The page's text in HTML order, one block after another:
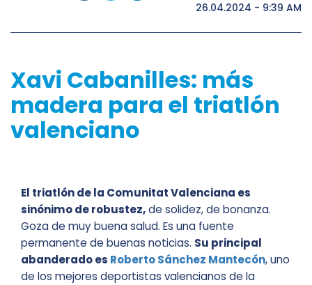
26.04.2024 - 9:39 AM
Xavi Cabanilles: más
madera para el triatlón
valenciano
El triatlón de la Comunitat Valenciana es
sinónimo de robustez,de solidez, de bonanza.
Goza de muy buena salud. Es una fuente
permanente de buenas noticias. Su principal
abanderado es Roberto Sánchez Mantecón, uno
de los mejores deportistas valencianos de la